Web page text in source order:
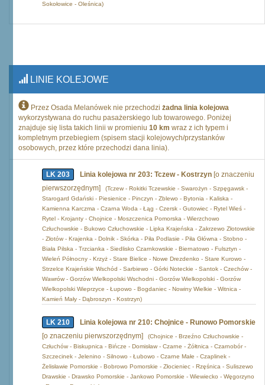
Sokołowice - Oleśnica)
LINIE KOLEJOWE
Przez Osada Melanówek nie przechodzi żadna linia kolejowa
wykorzystywana do ruchu pasażerskiego lub towarowego. Poniżej
znajduje się lista takich linii w promieniu 10 km wraz z ich typem i
kompletnym przebiegiem (spisem stacji kolejowych/przystanków
osobowych, przez które przechodzi dana linia).
LK 203 Linia kolejowa nr 203: Tczew - Kostrzyn [o znaczeniu
pierwszorzędnym]
(Tczew - Rokitki Tczewskie - Swarożyn - Szpęgawsk -
Starogard Gdański - Piesienice - Pinczyn - Zblewo - Bytonia - Kaliska -
Kamienna Karczma - Czarna Woda - Łąg - Czersk - Gutowiec - Rytel Wieś -
Rytel - Krojanty - Chojnice - Moszczenica Pomorska - Wierzchowo
Człuchowskie - Bukowo Człuchowskie - Lipka Krajeńska - Zakrzewo Złotowskie
- Złotów - Krajenka - Dolnik - Skórka - Piła Podlasie - Piła Główna - Stobno -
Biała Pilska - Trzcianka - Siedlisko Czarnkowskie - Biernatowo - Fulsztyn -
Wieleń Północny - Krzyż - Stare Bielice - Nowe Drezdenko - Stare Kurowo -
Strzelce Krajeńskie Wschód - Sarbiewo - Górki Noteckie - Santok - Czechów -
Wawrów - Gorzów Wielkopolski Wschodni - Gorzów Wielkopolski - Gorzów
Wielkopolski Wieprzyce - Łupowo - Bogdaniec - Nowiny Wielkie - Witnica -
Kamień Mały - Dąbroszyn - Kostrzyn)
LK 210
Linia kolejowa nr 210: Chojnice - Runowo Pomorskie
[o znaczeniu pierwszorzędnym]
(Chojnice - Brzeźno Człuchowskie -
Człuchów - Biskupnica - Bińcze - Domisław - Czarne - Żółtnica - Czarnobór -
Szczecinek - Jelenino - Silnowo - Łubowo - Czarne Małe - Czaplinek -
Żelisławie Pomorskie - Bobrowo Pomorskie - Złocieniec - Rzęśnica - Suliszewo
Drawskie - Drawsko Pomorskie - Jankowo Pomorskie - Wiewiecko - Węgorzyno